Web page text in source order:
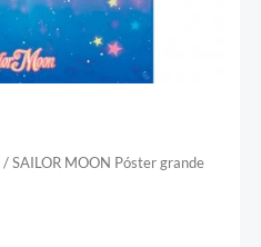
/ SAILOR MOON Póster grande